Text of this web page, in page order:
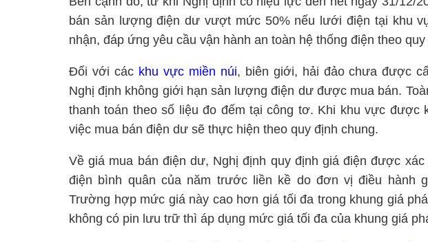
bán sản lượng điện dư vượt mức 50% nếu lưới điện tại khu
nhận, đáp ứng yêu cầu vận hành an toàn hệ thống điện theo quy
Đối với các khu vực miền núi, biên giới, hải đảo chưa được
Nghị định không giới hạn sản lượng điện dư được mua bán.
thanh toán theo số liệu đo đếm tại công tơ. Khi khu vực được
việc mua bán điện dư sẽ thực hiện theo quy định chung.
Về giá mua bán điện dư, Nghị định quy định giá điện được
điện bình quân của năm trước liền kề do đơn vị điều hành
Trường hợp mức giá này cao hơn giá tối đa trong khung giá
không có pin lưu trữ thì áp dụng mức giá tối đa của khung giá